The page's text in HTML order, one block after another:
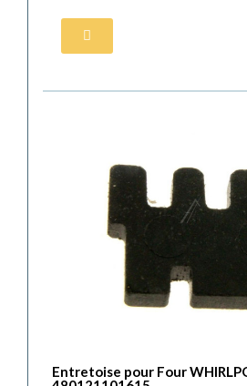
Entretoise pour Four